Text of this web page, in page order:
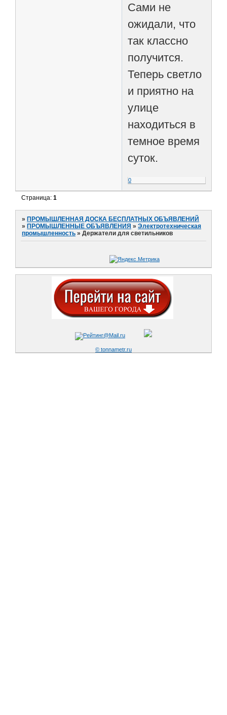
Сами не
ожидали, что
так классно
получится.
Теперь светло
и приятно на
улице
находиться в
темное время
суток.
0
Страница:1
» ПРОМЫШЛЕННАЯ ДОСКА БЕСПЛАТНЫХ ОБЪЯВЛЕНИЙ
» ПРОМЫШЛЕННЫЕ ОБЪЯВЛЕНИЯ »Электротехническая
промышленность »Держатели для светильников
© tonnametr.ru